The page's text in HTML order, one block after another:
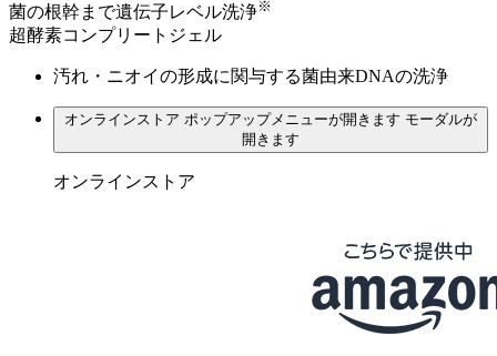
菌の根幹まで遺伝子レベル洗浄※
超酵素コンプリートジェル
汚れ・ニオイの形成に関与する菌由来DNAの洗浄
オンラインストア ポップアップメニューが開きます モーダルが
開きます
オンラインストア